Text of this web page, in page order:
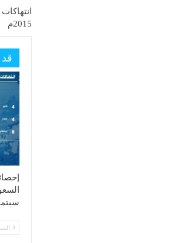
2015م
سبتمبر